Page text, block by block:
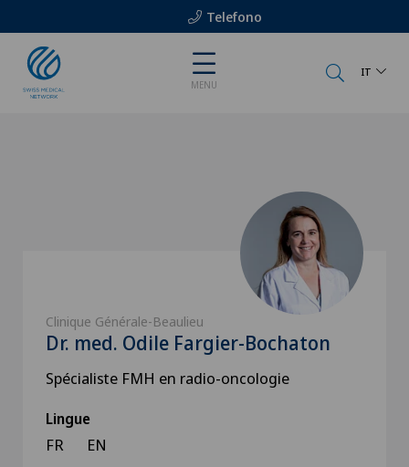
Telefono
MENU
IT
Clinique Générale-Beaulieu
Dr. med. Odile Fargier-Bochaton
Spécialiste FMH en radio-oncologie
Lingue
FR EN